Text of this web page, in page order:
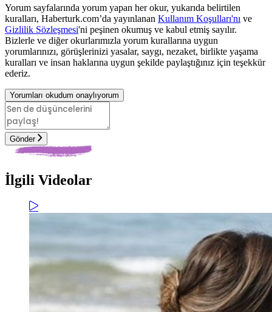
Yorum sayfalarında yorum yapan her okur, yukarıda belirtilen
kuralları, Haberturk.com’da yayınlanan Kullanım Koşulları'nı ve
Gizlilik Sözleşmesi'ni peşinen okumuş ve kabul etmiş sayılır.
Bizlerle ve diğer okurlarımızla yorum kurallarına uygun
yorumlarınızı, görüşlerinizi yasalar, saygı, nezaket, birlikte yaşama
kuralları ve insan haklarına uygun şekilde paylaştığınız için teşekkür
ederiz.
Yorumları okudum onaylıyorum
Gönder
İlgili Videolar